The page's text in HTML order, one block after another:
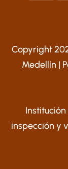
Copyright
Medellín |
inspección y